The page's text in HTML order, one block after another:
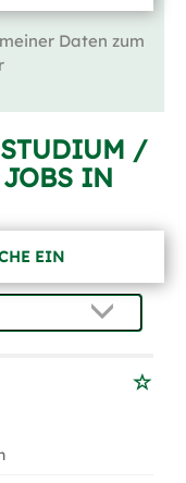
Daten zum
/
IN
EIN